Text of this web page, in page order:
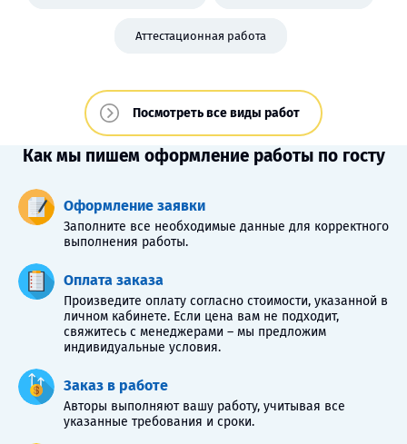
Аттестационная работа
Посмотреть все виды работ
Как мы пишем оформление работы по госту
Оформление заявки
Заполните все необходимые данные для корректного
выполнения работы.
Оплата заказа
Произведите оплату согласно стоимости, указанной в
личном кабинете. Если цена вам не подходит,
свяжитесь с менеджерами – мы предложим
индивидуальные условия.
Заказ в работе
Авторы выполняют вашу работу, учитывая все
указанные требования и сроки.